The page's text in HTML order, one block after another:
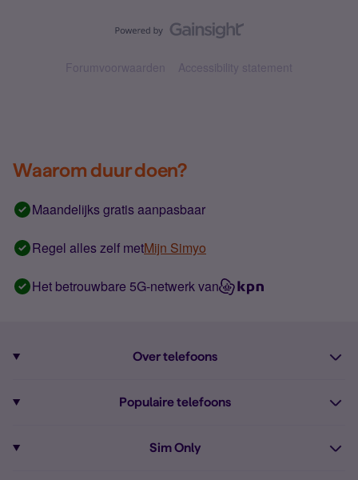
Forumvoorwaarden Accessibility statement
Waarom duur doen?
Maandelijks gratis aanpasbaar
Regel alles zelf metMijn Simyo
Het betrouwbare 5G-netwerk van
Over telefoons
Alle telefoons
Populaire telefoons
Sim Only